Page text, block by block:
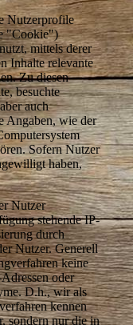
Nutzerprofile
"Cookie")
mittels derer
Inhalte relevante
Zu diesen
besuchte
auch
Angaben, wie der
Sofern Nutzer
haben,
Nutzer
stehende IP-
durch
Nutzer. Generell
keine
oder
D.h., wir als
kennen
sondern nur die in